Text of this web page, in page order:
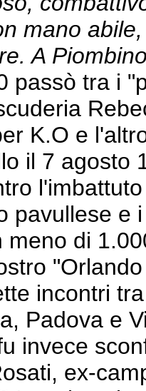
mano
A
passò tra i
K.O e
il 7 agosto
pavullese e
meno di
incontri
Padova e
invece
ex-